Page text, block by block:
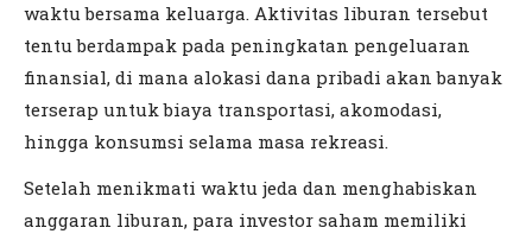
waktu bersama keluarga. Aktivitas liburan tersebut
tentu berdampak pada peningkatan pengeluaran
finansial, di mana alokasi dana pribadi akan banyak
terserap untuk biaya transportasi, akomodasi,
hingga konsumsi selama masa rekreasi.
Setelah menikmati waktu jeda dan menghabiskan
anggaran liburan, para investor saham memiliki